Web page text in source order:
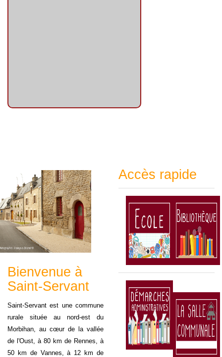
Bienvenue à
Saint-Servant
Saint-Servant est une commune
rurale située au nord-est du
Morbihan , au cœur de la vallée
de l'Oust , à 80 km de Rennes , à
50 km de Vannes , à 12 km de
Accès rapide